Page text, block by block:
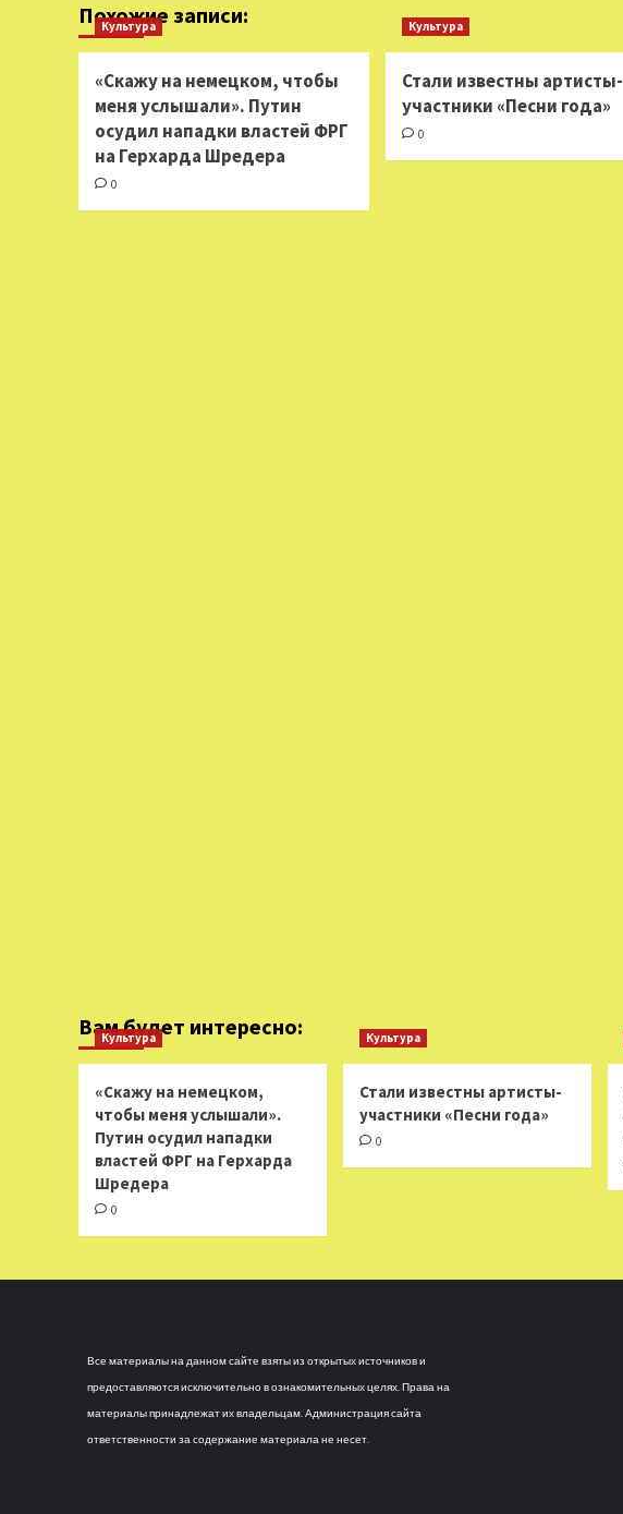
Похожие записи:
Культура
«Скажу на немецком, чтобы
меня услышали». Путин
осудил нападки властей ФРГ
на Герхарда Шредера
0
Культура
Стали известны артисты-
участники «Песни года»
0
Вам будет интересно:
Культура
«Скажу на немецком,
чтобы меня услышали».
Путин осудил нападки
властей ФРГ на Герхарда
Шредера
0
Культура
Стали известны артисты-
участники «Песни года»
0
Все материалы на данном сайте взяты из открытых источников и
предоставляются исключительно в ознакомительных целях. Права на
материалы принадлежат их владельцам. Администрация сайта
ответственности за содержание материала не несет.